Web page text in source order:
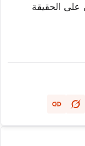
على الحقيقة